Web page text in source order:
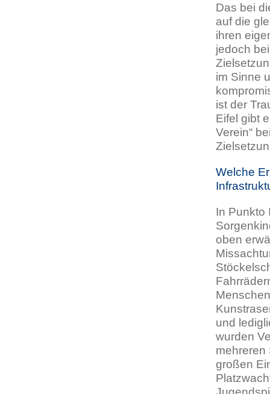
Das bei
auf die
ihren
jedoch
im Sinne
ist der
Eifel gibt
Verein“
Welche
In Punkto
oben
und
wurden
mehreren
großen